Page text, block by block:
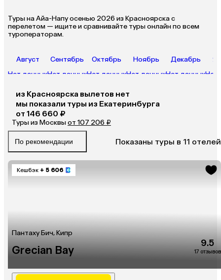
Туры на Айа-Напу осенью 2026 из Красноярска с
перелетом — ищите и сравнивайте туры онлайн по всем
туроператорам.
Август
Нет данных
Сентябрь
Нет данных
Октябрь
Нет данных
Ноябрь
Нет данных
Декабрь
Нет данныхНет
из Красноярска вылетов нет
мы показали туры из Екатеринбурга
от 146 660 ₽
Туры из Москвыот 107 206 ₽
По рекомендации Показаны туры в 11 отелей
Кешбэк + 5 606
Пантаху Бич, Кипр
Grecian Bay
9.5
17 отзывов